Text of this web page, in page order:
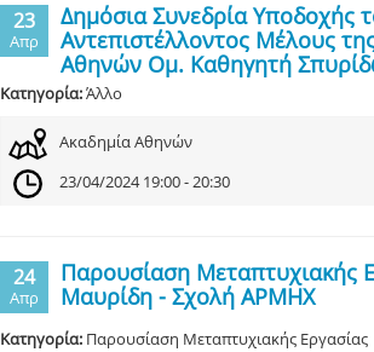
23
Απρ
Δημόσια Συνεδρία Υποδοχής
Αντεπιστέλλοντος Μέλους
Αθηνών Ομ. Καθηγητή
Κατηγορία:Άλλο
Ακαδημία Αθηνών
23/04/2024 19:00 - 20:30
24
Απρ
Παρουσίαση Μεταπτυχιακής
Μαυρίδη - Σχολή ΑΡΜΗΧ
Κατηγορία: Παρουσίαση Μεταπτυχιακής